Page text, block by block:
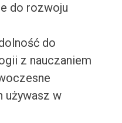
do rozwoju
do
z nauczaniem
używasz w